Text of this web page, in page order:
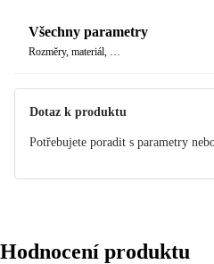
Všechny parametry
Rozměry, materiál, …
Dotaz k produktu
Potřebujete poradit s parametry
Hodnocení produktu